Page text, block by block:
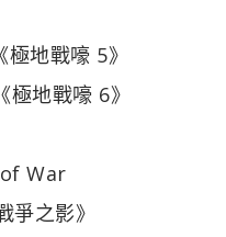
地戰嚎 5》
地戰嚎 6》
War
之影》